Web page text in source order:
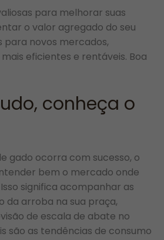
para melhorar suas
o valor agregado do seu
novos mercados,
eficientes e rentáveis. Boa
conheça o
gado ocorra com sucesso, o
bem o mercado onde
significa acompanhar as
da arroba na sua praça,
de escala de abate no
são as tendências de consumo